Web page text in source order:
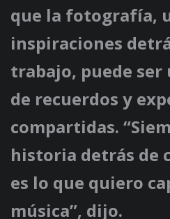
que la fotografía,
inspiraciones
trabajo, puede
de recuerdos y
compartidas.
historia detrás de
es lo que quiero
música”, dijo.